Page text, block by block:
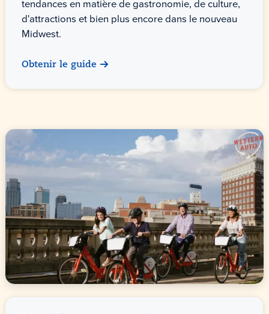
tendances en matière de gastronomie, de culture,
d'attractions et bien plus encore dans le nouveau
Midwest.
Obtenir le guide